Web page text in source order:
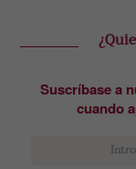
Suscríbase a
cuando